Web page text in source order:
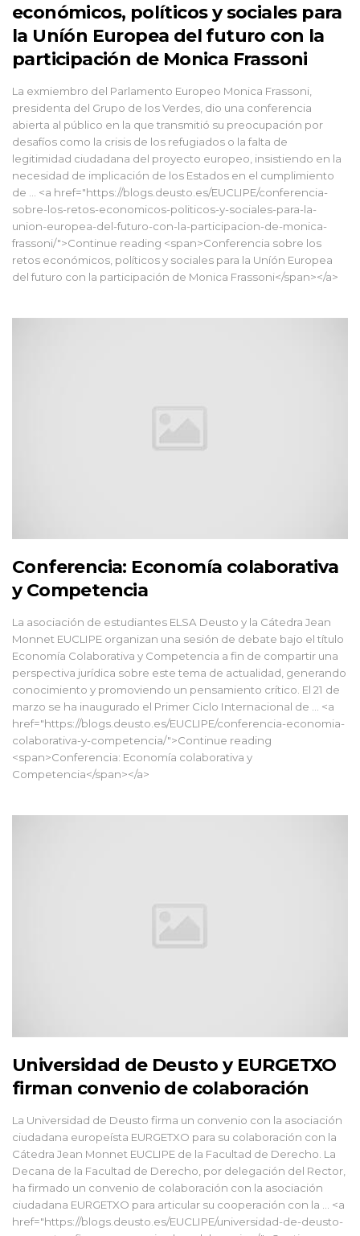
económicos, políticos y sociales para
la Uníón Europea del futuro con la
participación de Monica Frassoni
La exmiembro del Parlamento Europeo Monica Frassoni,
presidenta del Grupo de los Verdes, dio una conferencia
abierta al público en la que transmitió su preocupación por
desafíos como la crisis de los refugiados o la falta de
legitimidad ciudadana del proyecto europeo, insistiendo en la
necesidad de implicación de los Estados en el cumplimiento
de … <a href="https://blogs.deusto.es/EUCLIPE/conferencia-
sobre-los-retos-economicos-politicos-y-sociales-para-la-
union-europea-del-futuro-con-la-participacion-de-monica-
frassoni/">Continue reading <span>Conferencia sobre los
retos económicos, políticos y sociales para la Uníón Europea
del futuro con la participación de Monica Frassoni</span></a>
Conferencia: Economía colaborativa
y Competencia
La asociación de estudiantes ELSA Deusto y la Cátedra Jean
Monnet EUCLIPE organizan una sesión de debate bajo el título
Economía Colaborativa y Competencia a fin de compartir una
perspectiva jurídica sobre este tema de actualidad, generando
conocimiento y promoviendo un pensamiento crítico. El 21 de
marzo se ha inaugurado el Primer Ciclo Internacional de … <a
href="https://blogs.deusto.es/EUCLIPE/conferencia-economia-
colaborativa-y-competencia/">Continue reading
<span>Conferencia: Economía colaborativa y
Competencia</span></a>
Universidad de Deusto y EURGETXO
firman convenio de colaboración
La Universidad de Deusto firma un convenio con la asociación
ciudadana europeísta EURGETXO para su colaboración con la
Cátedra Jean Monnet EUCLIPE de la Facultad de Derecho. La
Decana de la Facultad de Derecho, por delegación del Rector,
ha firmado un convenio de colaboración con la asociación
ciudadana EURGETXO para articular su cooperación con la … <a
href="https://blogs.deusto.es/EUCLIPE/universidad-de-deusto-